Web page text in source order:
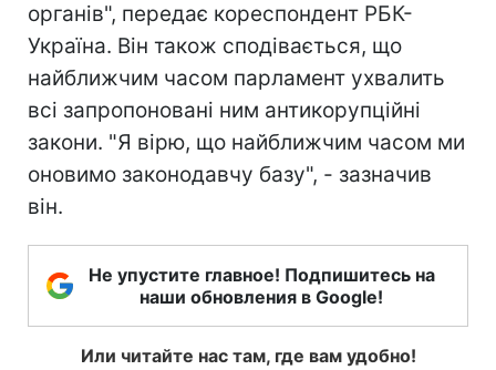
органів", передає кореспондент РБК-
Україна. Він також сподівається, що
найближчим часом парламент ухвалить
всі запропоновані ним антикорупційні
закони. "Я вірю, що найближчим часом ми
оновимо законодавчу базу", - зазначив
він.
Не упустите главное! Подпишитесь на
наши обновления в Google!
Или читайте нас там, где вам удобно!